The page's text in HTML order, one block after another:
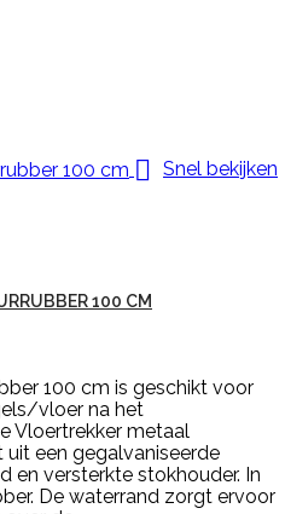
 Snel bekijken
100 CM
100 cm is geschikt voor
vloer na het
Vloertrekker metaal
een gegalvaniseerde
en versterkte stokhouder. In
De waterrand zorgt ervoor